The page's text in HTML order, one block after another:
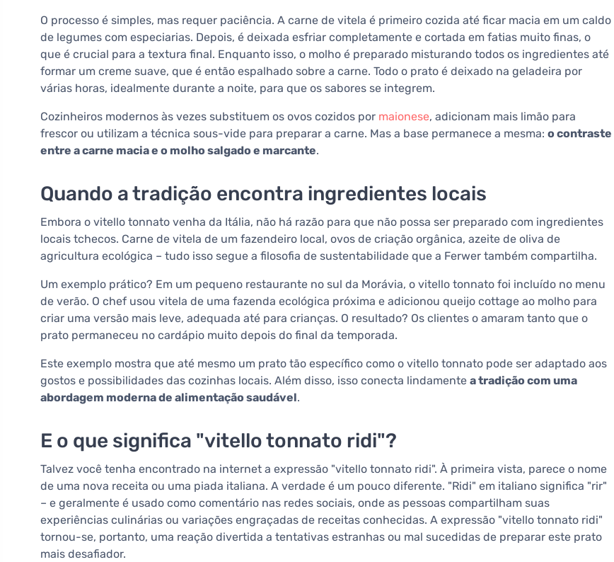
O processo é simples, mas requer paciência. A carne de vitela é primeiro cozida até ficar macia em um caldo
de legumes com especiarias. Depois, é deixada esfriar completamente e cortada em fatias muito finas, o
que é crucial para a textura final. Enquanto isso, o molho é preparado misturando todos os ingredientes até
formar um creme suave, que é então espalhado sobre a carne. Todo o prato é deixado na geladeira por
várias horas, idealmente durante a noite, para que os sabores se integrem.
Cozinheiros modernos às vezes substituem os ovos cozidos por maionese, adicionam mais limão para
frescor ou utilizam a técnica sous-vide para preparar a carne. Mas a base permanece a mesma: o contraste
entre a carne macia e o molho salgado e marcante.
Quando a tradição encontra ingredientes locais
Embora o vitello tonnato venha da Itália, não há razão para que não possa ser preparado com ingredientes
locais tchecos. Carne de vitela de um fazendeiro local, ovos de criação orgânica, azeite de oliva de
agricultura ecológica – tudo isso segue a filosofia de sustentabilidade que a Ferwer também compartilha.
Um exemplo prático? Em um pequeno restaurante no sul da Morávia, o vitello tonnato foi incluído no menu
de verão. O chef usou vitela de uma fazenda ecológica próxima e adicionou queijo cottage ao molho para
criar uma versão mais leve, adequada até para crianças. O resultado? Os clientes o amaram tanto que o
prato permaneceu no cardápio muito depois do final da temporada.
Este exemplo mostra que até mesmo um prato tão específico como o vitello tonnato pode ser adaptado aos
gostos e possibilidades das cozinhas locais. Além disso, isso conecta lindamente a tradição com uma
abordagem moderna de alimentação saudável.
E o que significa "vitello tonnato ridi"?
Talvez você tenha encontrado na internet a expressão "vitello tonnato ridi". À primeira vista, parece o nome
de uma nova receita ou uma piada italiana. A verdade é um pouco diferente. "Ridi" em italiano significa "rir"
– e geralmente é usado como comentário nas redes sociais, onde as pessoas compartilham suas
experiências culinárias ou variações engraçadas de receitas conhecidas. A expressão "vitello tonnato ridi"
tornou-se, portanto, uma reação divertida a tentativas estranhas ou mal sucedidas de preparar este prato
mais desafiador.